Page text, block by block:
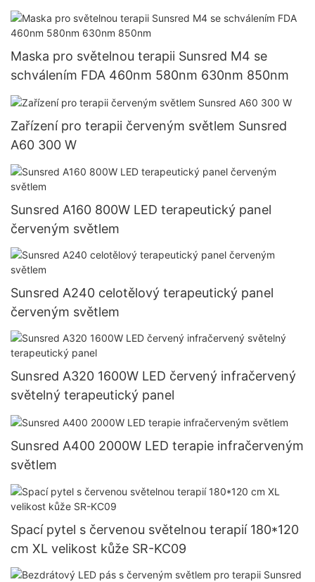
červený LED světelný terapeutický panel
Maska pro světelnou terapii Sunsred M4 se
schválením FDA 460nm 580nm 630nm 850nm
Zařízení pro terapii červeným světlem Sunsred
A60 300 W
Sunsred A160 800W LED terapeutický panel
červeným světlem
Sunsred A240 celotělový terapeutický panel
červeným světlem
Sunsred A320 1600W LED červený infračervený
světelný terapeutický panel
Sunsred A400 2000W LED terapie infračerveným
světlem
Spací pytel s červenou světelnou terapií 180*120
cm XL velikost kůže SR-KC09